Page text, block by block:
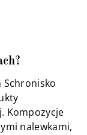
Schronisko
Kompozycje
nalewkami,